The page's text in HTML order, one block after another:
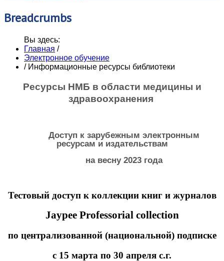
Breadcrumbs
Вы здесь:
Главная /
Электронное обучение
/ Информационные ресурсы библиотеки
Ресурсы НМБ в области медицины и
здравоохранения
Доступ к зарубежным электронным
ресурсам и издательствам
на весну 2023 года
Тестовый доступ к коллекции книг и журналов
Jaypee Professorial collection
по централизованной (национальной) подписке
с 15 марта по 30 апреля с.г.